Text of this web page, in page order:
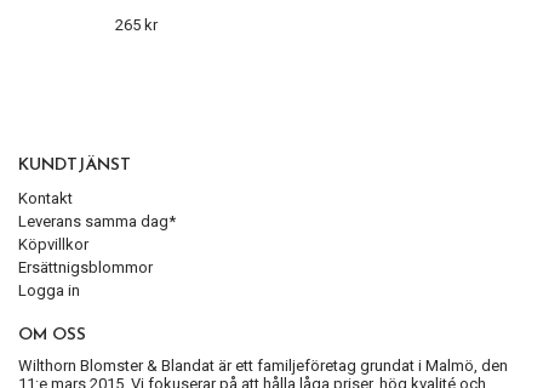
265 kr
KUNDTJÄNST
Kontakt
Leverans samma dag*
Köpvillkor
Ersättnigsblommor
Logga in
OM OSS
Wilthorn Blomster & Blandat är ett familjeföretag grundat i Malmö, den
11:e mars 2015. Vi fokuserar på att hålla låga priser, hög kvalité och